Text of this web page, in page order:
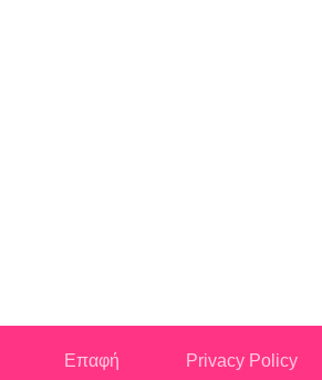
Επαφή Privacy Policy